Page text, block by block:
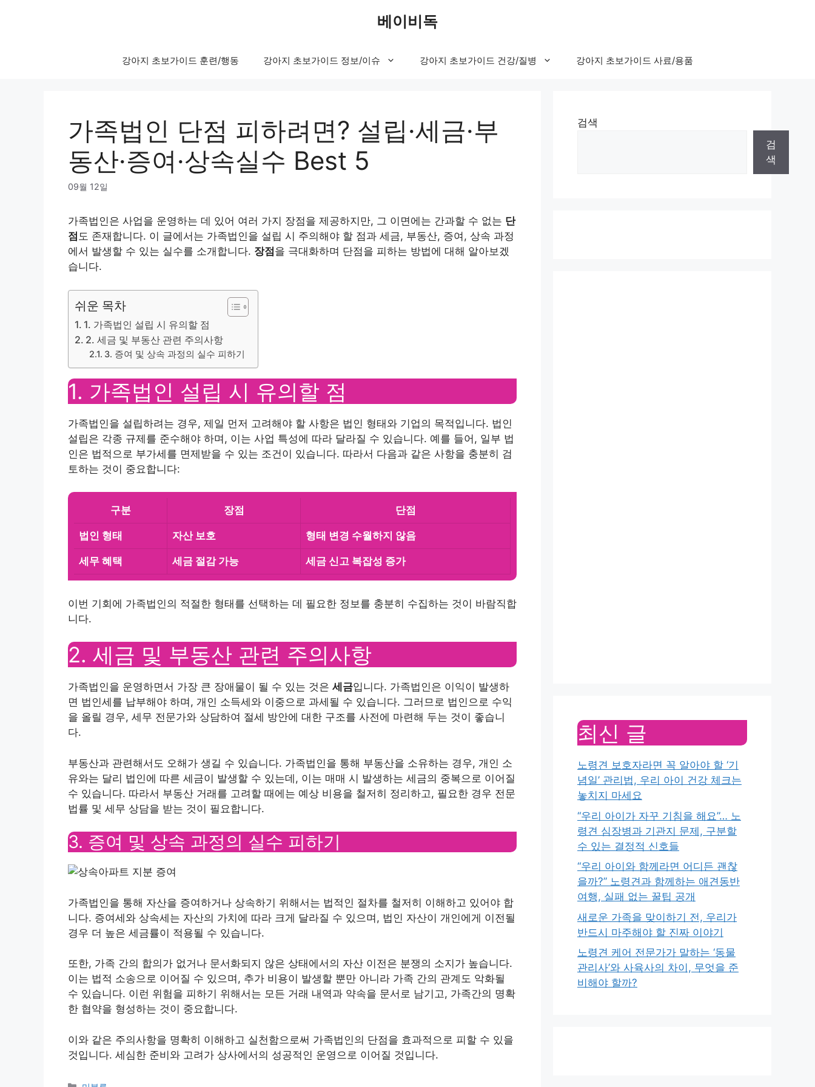
베이비독
강아지 초보가이드 훈련/행동 강아지 초보가이드 정보/이슈 강아지 초보가이드 건강/질병 강아지 초보가이드 사료/용품
가족법인 단점 피하려면? 설립·세금·부
동산·증여·상속실수 Best 5
09월 12일
가족법인은 사업을 운영하는 데 있어 여러 가지 장점을 제공하지만, 그 이면에는 간과할 수 없는 단
점 도 존재합니다. 이 글에서는 가족법인을 설립 시 주의해야 할 점과 세금, 부동산, 증여, 상속 과정
에서 발생할 수 있는 실수를 소개합니다. 장점 을 극대화하며 단점을 피하는 방법에 대해 알아보겠
습니다.
쉬운 목차
1. 가족법인 설립 시 유의할 점
2. 세금 및 부동산 관련 주의사항
3. 증여 및 상속 과정의 실수 피하기
1. 가족법인 설립 시 유의할 점
가족법인을 설립하려는 경우, 제일 먼저 고려해야 할 사항은 법인 형태와 기업의 목적입니다. 법인
설립은 각종 규제를 준수해야 하며, 이는 사업 특성에 따라 달라질 수 있습니다. 예를 들어, 일부 법
인은 법적으로 부가세를 면제받을 수 있는 조건이 있습니다. 따라서 다음과 같은 사항을 충분히 검
토하는 것이 중요합니다:
구분 장점 단점
법인 형태 자산 보호 형태 변경 수월하지 않음
세무 혜택 세금 절감 가능 세금 신고 복잡성 증가
이번 기회에 가족법인의 적절한 형태를 선택하는 데 필요한 정보를 충분히 수집하는 것이 바람직합
니다.
2. 세금 및 부동산 관련 주의사항
가족법인을 운영하면서 가장 큰 장애물이 될 수 있는 것은 세금입니다. 가족법인은 이익이 발생하
면 법인세를 납부해야 하며, 개인 소득세와 이중으로 과세될 수 있습니다. 그러므로 법인으로 수익
을 올릴 경우, 세무 전문가와 상담하여 절세 방안에 대한 구조를 사전에 마련해 두는 것이 좋습니
다.
부동산과 관련해서도 오해가 생길 수 있습니다. 가족법인을 통해 부동산을 소유하는 경우, 개인 소
유와는 달리 법인에 따른 세금이 발생할 수 있는데, 이는 매매 시 발생하는 세금의 중복으로 이어질
수 있습니다. 따라서 부동산 거래를 고려할 때에는 예상 비용을 철저히 정리하고, 필요한 경우 전문
법률 및 세무 상담을 받는 것이 필요합니다.
3. 증여 및 상속 과정의 실수 피하기
가족법인을 통해 자산을 증여하거나 상속하기 위해서는 법적인 절차를 철저히 이해하고 있어야 합
니다. 증여세와 상속세는 자산의 가치에 따라 크게 달라질 수 있으며, 법인 자산이 개인에게 이전될
경우 더 높은 세금률이 적용될 수 있습니다.
또한, 가족 간의 합의가 없거나 문서화되지 않은 상태에서의 자산 이전은 분쟁의 소지가 높습니다.
이는 법적 소송으로 이어질 수 있으며, 추가 비용이 발생할 뿐만 아니라 가족 간의 관계도 악화될
수 있습니다. 이런 위험을 피하기 위해서는 모든 거래 내역과 약속을 문서로 남기고, 가족간의 명확
한 협약을 형성하는 것이 중요합니다.
이와 같은 주의사항을 명확히 이해하고 실천함으로써 가족법인의 단점을 효과적으로 피할 수 있을
것입니다. 세심한 준비와 고려가 상사에서의 성공적인 운영으로 이어질 것입니다.
검색
검
색
최신 글
노령견 보호자라면 꼭 알아야 할 ‘기
념일’ 관리법, 우리 아이 건강 체크는
놓치지 마세요
“우리 아이가 자꾸 기침을 해요”… 노
령견 심장병과 기관지 문제, 구분할
수 있는 결정적 신호들
“우리 아이와 함께라면 어디든 괜찮
을까?” 노령견과 함께하는 애견동반
여행, 실패 없는 꿀팁 공개
새로운 가족을 맞이하기 전, 우리가
반드시 마주해야 할 진짜 이야기
노령견 케어 전문가가 말하는 ‘동물
관리사’와 사육사의 차이, 무엇을 준
비해야 할까?